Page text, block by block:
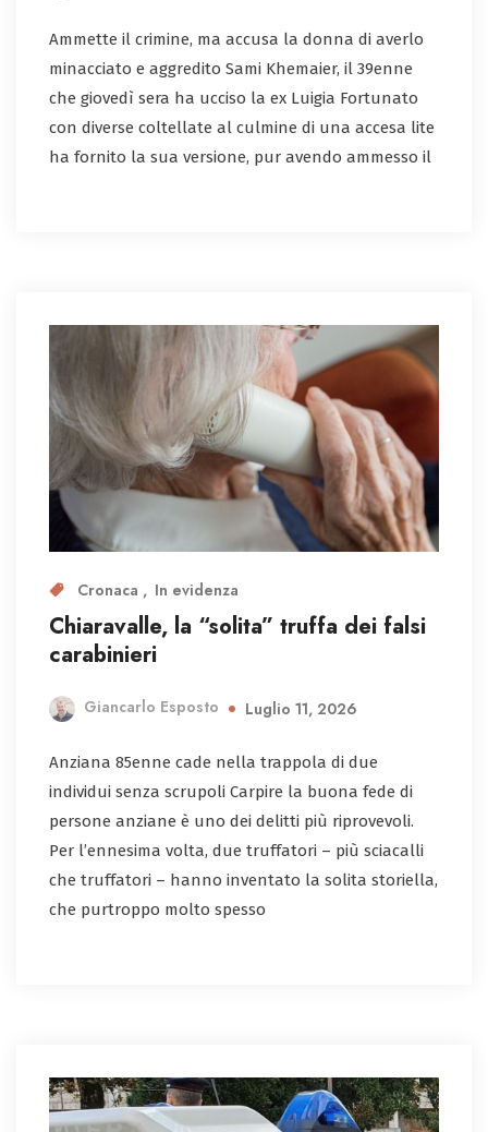
Ammette il crimine, ma accusa la donna di averlo
minacciato e aggredito Sami Khemaier, il 39enne
che giovedì sera ha ucciso la ex Luigia Fortunato
con diverse coltellate al culmine di una accesa lite
ha fornito la sua versione, pur avendo ammesso il
Cronaca In evidenza
Chiaravalle, la “solita” truffa dei falsi
carabinieri
Giancarlo Esposto Luglio 11, 2026
Anziana 85enne cade nella trappola di due
individui senza scrupoli Carpire la buona fede di
persone anziane è uno dei delitti più riprovevoli.
Per l’ennesima volta, due truffatori – più sciacalli
che truffatori – hanno inventato la solita storiella,
che purtroppo molto spesso